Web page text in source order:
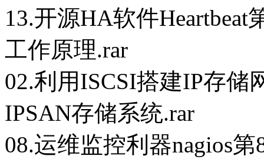
13.开源HA软件Heartbeat
工作原理.rar
02.利用ISCSI搭建IP存储
IPSAN存储系统.rar
08.运维监控利器nagios